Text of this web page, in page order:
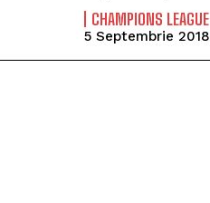
CHAMPIONS LEAGUE
5 Septembrie 2018